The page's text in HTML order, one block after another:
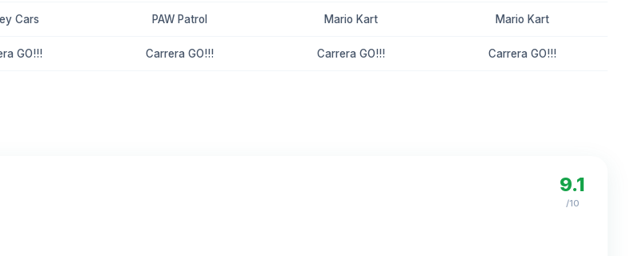
Cars PAW Patrol Mario Kart Mario Kart
GO!!! Carrera GO!!! Carrera GO!!! Carrera GO!!!
9.1
/10